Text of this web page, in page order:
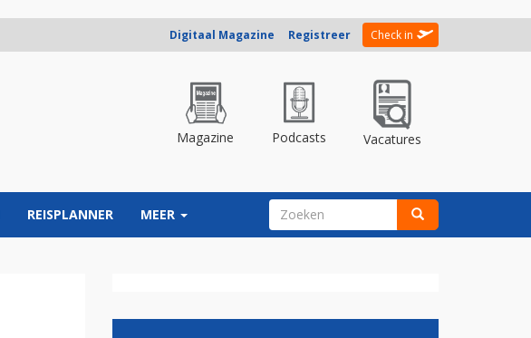
Digitaal Magazine Registreer Check in
Magazine Podcasts Vacatures
REISPLANNER MEER ZOEKVELD